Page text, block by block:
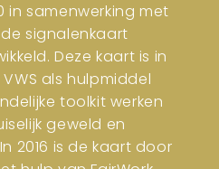
in samenwerking met
signalenkaart
Deze kaart is in
als hulpmiddel
toolkit werken
geweld en
2016 is de kaart door